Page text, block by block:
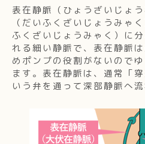
表在静脈（ひょうざいじょ
（だいふくざいじょうみゃ
ふくざいじょうみゃく）に
れる細い静脈で、表在静脈
めポンプの役割がないので
ます。表在静脈は、通常「
いう弁を通って深部静脈へ流